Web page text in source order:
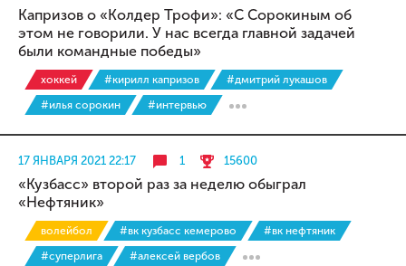
Капризов о «Колдер Трофи»: «С Сорокиным об
этом не говорили. У нас всегда главной задачей
были командные победы»
хоккей #кирилл капризов
#дмитрий лукашов
#илья сорокин
#интервью
17 ЯНВАРЯ 2021 22:17 1 15600
«Кузбасс» второй раз за неделю обыграл
«Нефтяник»
волейбол #вк кузбасс кемерово
#вк нефтяник
#суперлига
#алексей вербов